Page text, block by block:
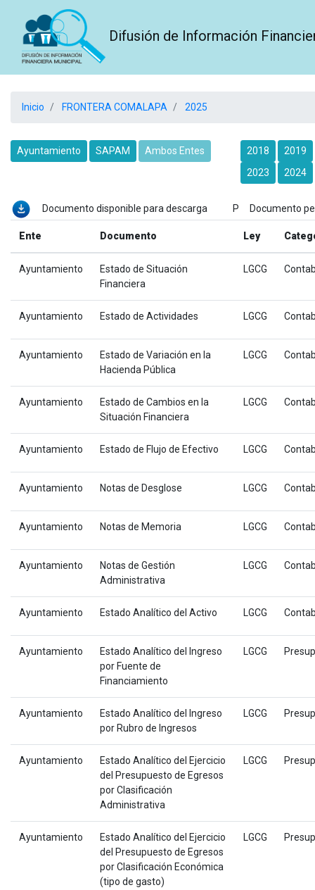
Difusión de Información
Inicio FRONTERA COMALAPA 2025
Ayuntamiento SAPAM Ambos Entes 2018
2019
2023
2024
Documento disponible para descarga P Documento
Ente Documento Ley
Ayuntamiento
Estado de Situación
Financiera
LGCG
Ayuntamiento Estado de Actividades LGCG
Ayuntamiento
Estado de Variación en la
Hacienda Pública
LGCG
Ayuntamiento
Estado de Cambios en la
Situación Financiera
LGCG
Ayuntamiento Estado de Flujo de Efectivo LGCG
Ayuntamiento Notas de Desglose LGCG
Ayuntamiento Notas de Memoria LGCG
Ayuntamiento
Notas de Gestión
Administrativa
LGCG
Ayuntamiento Estado Analítico del Activo LGCG
Ayuntamiento
Estado Analítico del Ingreso
por Fuente de
Financiamiento
LGCG
Ayuntamiento
Estado Analítico del Ingreso
por Rubro de Ingresos
LGCG
Ayuntamiento
Estado Analítico del Ejercicio
del Presupuesto de Egresos
por Clasificación
Administrativa
LGCG
Ayuntamiento
Estado Analítico del Ejercicio
del Presupuesto de Egresos
por Clasificación Económica
(tipo de gasto)
LGCG